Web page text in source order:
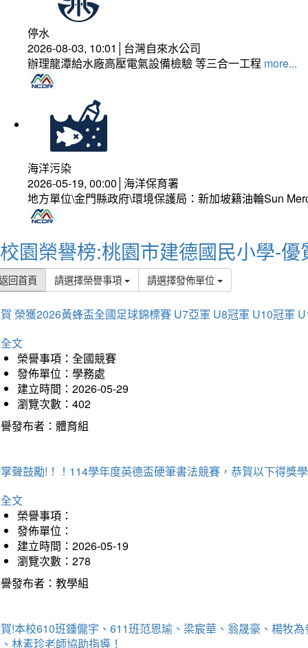
停水
2026-08-03, 10:01│台灣自來水公司
辦理龍潭給水廠高壓電氣設備檢驗 等三合一工程 more...
海洋污染
2026-05-19, 00:00│海洋保育署
地方單位\金門縣政府\環境保護局：新加坡籍油輪Sun
校園榮譽榜:桃園市建德國民小學-優
回首頁 請選擇榮譽事項 請選擇發佈單位
榮獲2026黃蜂盃全國足球錦標賽 U7亞軍 U8冠軍 U10冠軍
文
榮譽事項：全國競賽
發佈單位：學務處
建立時間：2026-05-29
瀏覽次數：402
發布者：體育組
聲鼓勵!！！114學年度英德盃硬筆書法競賽，恭賀以下得獎
文
榮譽事項：
發佈單位：
建立時間：2026-05-19
瀏覽次數：278
發布者：教學組
!本校610班鍾儱宇、611班范恩瑜、梁宸華、翁晟豪、楊牧
林素珍老師協助指導！